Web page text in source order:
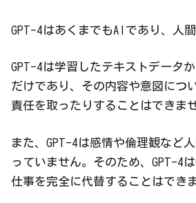
GPT-4はあくまでもAIであり、人
GPT-4は学習したテキストデータ
だけであり、その内容や意図につ
責任を取ったりすることはできませ
また、GPT-4は感情や倫理観など
っていません。そのため、GPT-4
仕事を完全に代替することはでき